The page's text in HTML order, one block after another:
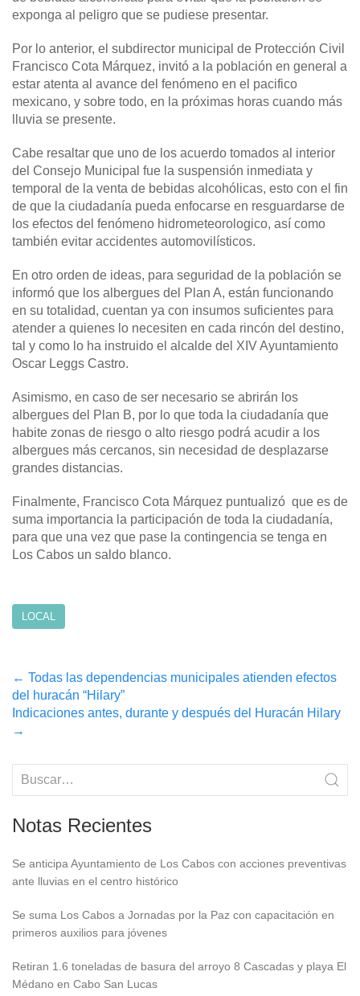
exponga al peligro que se pudiese presentar.
Por lo anterior, el subdirector municipal de Protección Civil
Francisco Cota Márquez, invitó a la población en general a
estar atenta al avance del fenómeno en el pacifico
mexicano, y sobre todo, en la próximas horas cuando más
lluvia se presente.
Cabe resaltar que uno de los acuerdo tomados al interior
del Consejo Municipal fue la suspensión inmediata y
temporal de la venta de bebidas alcohólicas, esto con el fin
de que la ciudadanía pueda enfocarse en resguardarse de
los efectos del fenómeno hidrometeorologico, así como
también evitar accidentes automovilísticos.
En otro orden de ideas, para seguridad de la población se
informó que los albergues del Plan A, están funcionando
en su totalidad, cuentan ya con insumos suficientes para
atender a quienes lo necesiten en cada rincón del destino,
tal y como lo ha instruido el alcalde del XIV Ayuntamiento
Oscar Leggs Castro.
Asimismo, en caso de ser necesario se abrirán los
albergues del Plan B, por lo que toda la ciudadanía que
habite zonas de riesgo o alto riesgo podrá acudir a los
albergues más cercanos, sin necesidad de desplazarse
grandes distancias.
Finalmente, Francisco Cota Márquez puntualizó que es de
suma importancia la participación de toda la ciudadanía,
para que una vez que pase la contingencia se tenga en
Los Cabos un saldo blanco.
LOCAL
Post
navigation
← Todas las dependencias municipales atienden efectos
del huracán “Hilary”
Indicaciones antes, durante y después del Huracán Hilary
→
Notas Recientes
Se anticipa Ayuntamiento de Los Cabos con acciones preventivas
ante lluvias en el centro histórico
Se suma Los Cabos a Jornadas por la Paz con capacitación en
primeros auxilios para jóvenes
Retiran 1.6 toneladas de basura del arroyo 8 Cascadas y playa El
Médano en Cabo San Lucas